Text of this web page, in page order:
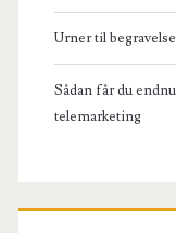
Urner til
Sådan får du
telemarketing